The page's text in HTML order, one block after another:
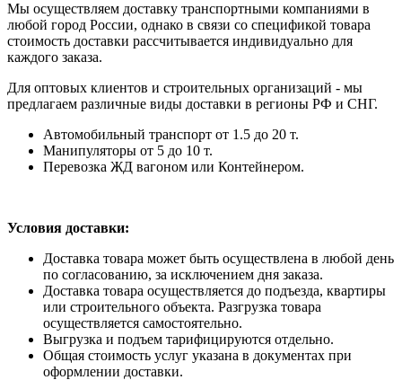
Мы осуществляем доставку транспортными компаниями в
любой город России, однако в связи со спецификой товара
стоимость доставки рассчитывается индивидуально для
каждого заказа.
Для оптовых клиентов и строительных организаций - мы
предлагаем различные виды доставки в регионы РФ и СНГ.
Автомобильный транспорт от 1.5 до 20 т.
Манипуляторы от 5 до 10 т.
Перевозка ЖД вагоном или Контейнером.
Условия доставки:
Доставка товара может быть осуществлена в любой день
по согласованию, за исключением дня заказа.
Доставка товара осуществляется до подъезда, квартиры
или строительного объекта. Разгрузка товара
осуществляется самостоятельно.
Выгрузка и подъем тарифицируются отдельно.
Общая стоимость услуг указана в документах при
оформлении доставки.